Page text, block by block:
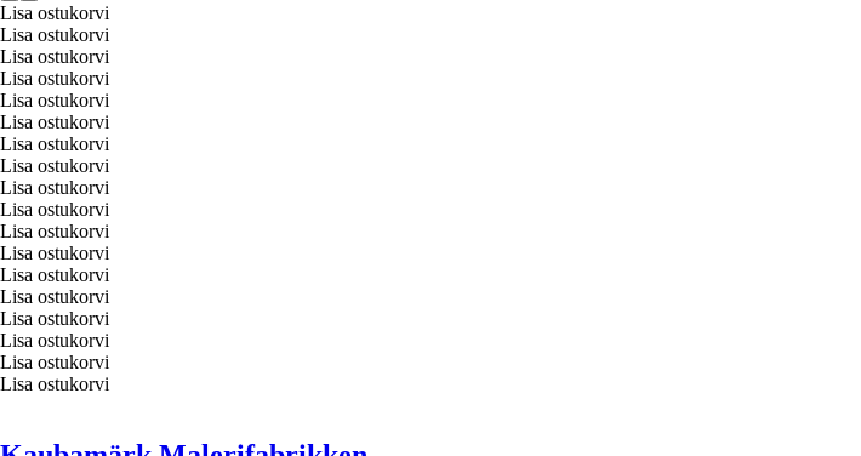
Lisa ostukorvi
Lisa ostukorvi
Lisa ostukorvi
Lisa ostukorvi
Lisa ostukorvi
Lisa ostukorvi
Lisa ostukorvi
Lisa ostukorvi
Lisa ostukorvi
Lisa ostukorvi
Lisa ostukorvi
Lisa ostukorvi
Lisa ostukorvi
Lisa ostukorvi
Lisa ostukorvi
Lisa ostukorvi
Lisa ostukorvi
Lisa ostukorvi